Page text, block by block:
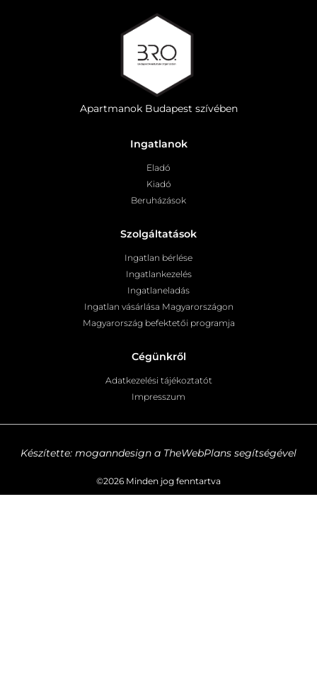
Apartmanok Budapest szívében
Ingatlanok
Eladó
Kiadó
Beruházások
Szolgáltatások
Ingatlan bérlése
Ingatlankezelés
Ingatlaneladás
Ingatlan vásárlása Magyarországon
Magyarország befektetői programja
Cégünkről
Adatkezelési tájékoztatót
Impresszum
©2026 Minden jog fenntartva
Készítette: moganndesign a TheWebPlans segítségével